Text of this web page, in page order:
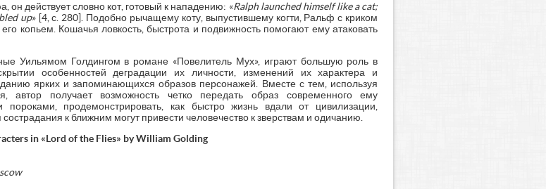
он действует словно кот, готовый к нападению: «Ralph launched himself like a cat;
up» [4, с. 280]. Подобно рычащему коту, выпустившему когти, Ральф с криком
копьем. Кошачья ловкость, быстрота и подвижность помогают ему атаковать
Уильямом Голдингом в романе «Повелитель Мух», играют большую роль в
особенностей деградации их личности, изменений их характера и
ярких и запоминающихся образов персонажей. Вместе с тем, используя
автор получает возможность четко передать образ современного ему
продемонстрировать, как быстро жизнь вдали от цивилизации,
к ближним могут привести человечество к зверствам и одичанию.
in «Lord of the Flies» by William Golding